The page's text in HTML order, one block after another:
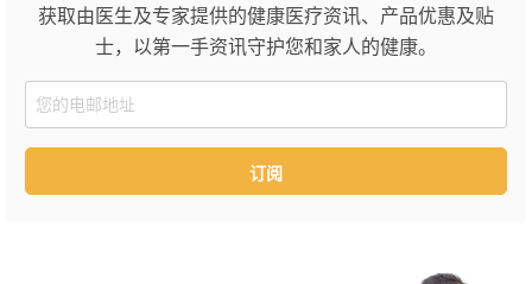
获取由医生及专家提供的健康医疗资讯、产品优惠及贴
士，以第一手资讯守护您和家人的健康。
Email
订阅